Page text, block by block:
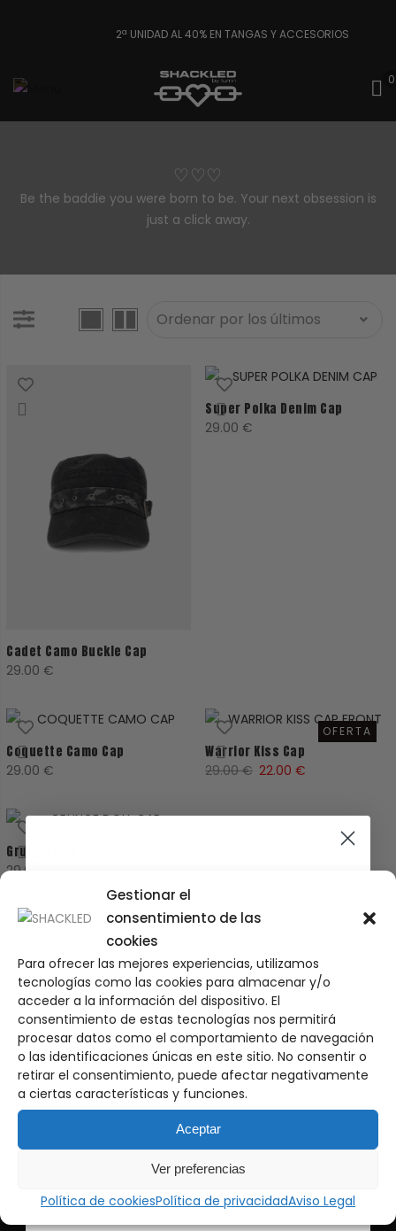
Gestionar el
consentimiento de las
cookies
Para ofrecer las mejores experiencias, utilizamos
tecnologías como las cookies para almacenar y/o
acceder a la información del dispositivo. El
consentimiento de estas tecnologías nos permitirá
procesar datos como el comportamiento de navegación
o las identificaciones únicas en este sitio. No consentir o
retirar el consentimiento, puede afectar negativamente
a ciertas características y funciones.
Aceptar
Ver preferencias
Política de cookiesPolítica de privacidadAviso Legal
2ª UNIDAD AL 40% EN TANGAS Y ACCESORIOS
0
♡♡♡
Be the baddie you were born to be. Your next obsession is
just a click away.
Cadet Camo Buckle Cap
29.00 €
Super Polka Denim Cap
29.00 €
Coquette Camo Cap
29.00 €
OFERTA
Warrior Kiss Cap
29.00€ El
original
22.00 €
actual
Grunge Doll Cap
29.00 Only for the coolest
10% de DTO en tu primer pedido
Únete anuestra comunidady descubre antes que
nadie nuestros próximos drops, noticias y restocks
Email
Suscríbete